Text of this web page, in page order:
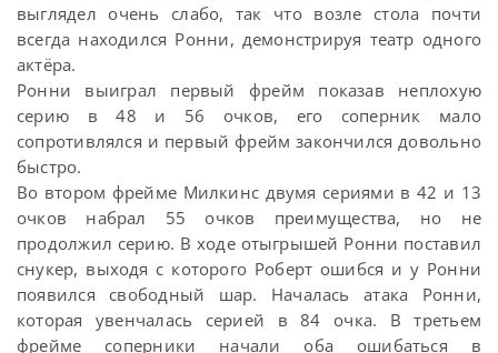
выглядел очень слабо, так что возле стола почти
всегда находился Ронни, демонстрируя театр одного
актёра.
Ронни выиграл первый фрейм показав неплохую
серию в 48 и 56 очков, его соперник мало
сопротивлялся и первый фрейм закончился довольно
быстро.
Во втором фрейме Милкинс двумя сериями в 42 и 13
очков набрал 55 очков преимущества, но не
продолжил серию. В ходе отыгрышей Ронни поставил
снукер, выходя с которого Роберт ошибся и у Ронни
появился свободный шар. Началась атака Ронни,
которая увенчалась серией в 84 очка. В третьем
фрейме соперники начали оба ошибаться в